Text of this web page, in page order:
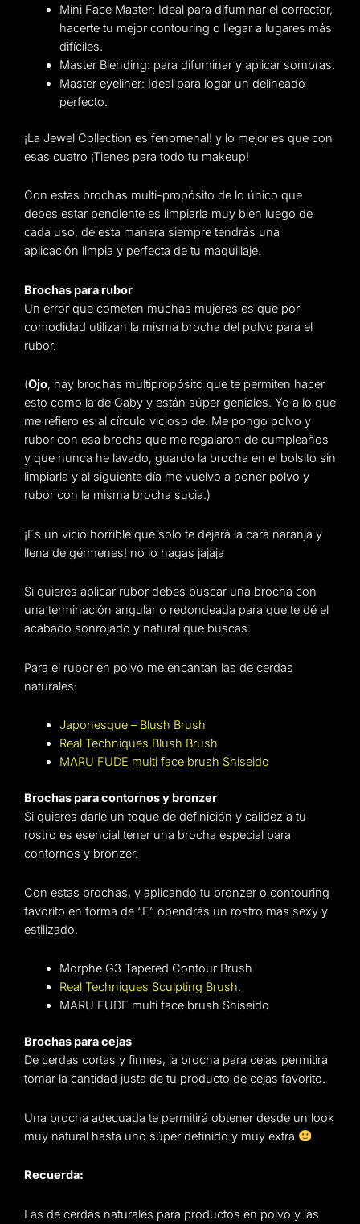
Mini Face Master: Ideal para difuminar el corrector,
hacerte tu mejor contouring o llegar a lugares más
difíciles.
Master Blending: para difuminar y aplicar sombras.
Master eyeliner: Ideal para logar un delineado
perfecto.
¡La Jewel Collection es fenomenal! y lo mejor es que con
esas cuatro ¡Tienes para todo tu makeup!
Con estas brochas multi-propósito de lo único que
debes estar pendiente es limpiarla muy bien luego de
cada uso, de esta manera siempre tendrás una
aplicación limpia y perfecta de tu maquillaje.
Brochas para rubor
Un error que cometen muchas mujeres es que por
comodidad utilizan la misma brocha del polvo para el
rubor.
(Ojo, hay brochas multipropósito que te permiten hacer
esto como la de Gaby y están súper geniales. Yo a lo que
me refiero es al círculo vicioso de: Me pongo polvo y
rubor con esa brocha que me regalaron de cumpleaños
y que nunca he lavado, guardo la brocha en el bolsito sin
limpiarla y al siguiente día me vuelvo a poner polvo y
rubor con la misma brocha sucia.)
¡Es un vicio horrible que solo te dejará la cara naranja y
llena de gérmenes! no lo hagas jajaja
Si quieres aplicar rubor debes buscar una brocha con
una terminación angular o redondeada para que te dé el
acabado sonrojado y natural que buscas.
Para el rubor en polvo me encantan las de cerdas
naturales:
Japonesque – Blush Brush
Real Techniques Blush Brush
MARU FUDE multi face brush Shiseido
Brochas para contornos y bronzer
Si quieres darle un toque de definición y calidez a tu
rostro es esencial tener una brocha especial para
contornos y bronzer.
Con estas brochas, y aplicando tu bronzer o contouring
favorito en forma de “E” obendrás un rostro más sexy y
estilizado.
Morphe G3 Tapered Contour Brush
Real Techniques Sculpting Brush.
MARU FUDE multi face brush Shiseido
Brochas para cejas
De cerdas cortas y firmes, la brocha para cejas permitirá
tomar la cantidad justa de tu producto de cejas favorito.
Una brocha adecuada te permitirá obtener desde un look
muy natural hasta uno súper definido y muy extra
Recuerda:
Las de cerdas naturales para productos en polvo y las